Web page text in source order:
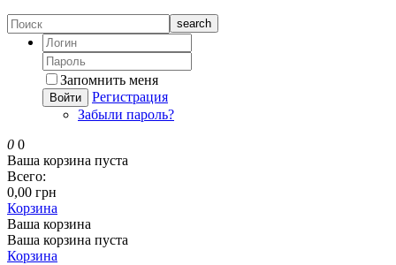
search
Запомнить меня
Войти
Регистрация
Забыли пароль?
0 0
Ваша корзина пуста
Всего:
0,00 грн
Корзина
Ваша корзина
Ваша корзина пуста
Корзина